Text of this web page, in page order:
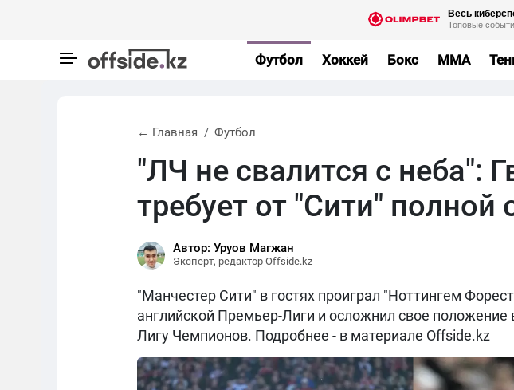
Футбол Хоккей Бокс MMA
← Главная Футбол
"ЛЧ не свалится с неба":
требует от "Сити" полной
Автор: Уруов Магжан
Эксперт, редактор Offside.kz
"Манчестер Сити" в гостях проиграл "Ноттингем
английской Премьер-Лиги и осложнил свое положение
Лигу Чемпионов. Подробнее - в материале Offside.kz